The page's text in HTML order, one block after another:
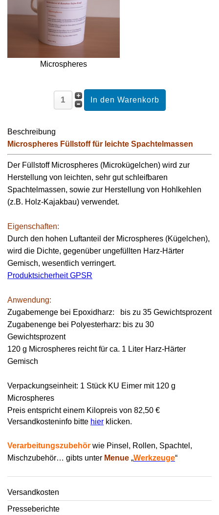
Microspheres
Beschreibung
Microspheres Füllstoff für leichte Spachtelmassen
Der Füllstoff Microspheres (Microkügelchen) wird zur
Herstellung von leichten, sehr gut schleifbaren
Spachtelmassen, sowie zur Herstellung von Hohlkehlen
(z.B. Holz-Kajakbau) verwendet.
Eigenschaften:
Durch den hohen Luftanteil der Microspheres (Kügelchen),
wird die Dichte, gegenüber ungefüllten Harz-Härter
Gemisch, wesentlich verringert.
Produktsicherheit GPSR
Anwendung:
Zugabemenge bei Epoxidharz: bis zu 35 Gewichtsprozent
Zugabenenge bei Polyesterharz: bis zu 30
Gewichtsprozent
120 g Microspheres reicht für ca. 1 Liter Harz-Härter
Gemisch
Verpackungseinheit: 1 Stück KU Eimer mit 120 g
Microspheres
Preis entspricht einem Kilopreis von 82,50 €
Versandkosteninfo bitte hier klicken.
Verarbeitungszubehör wie Pinsel, Rollen, Spachtel,
Mischzubehör… gibts unter Menue „Werkzeuge“
Versandkosten
Presseberichte